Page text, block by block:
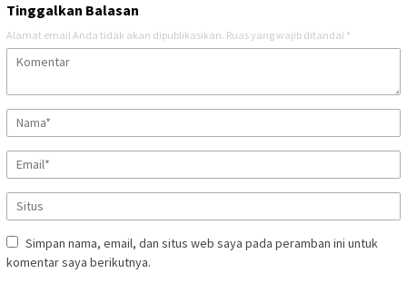
Tinggalkan Balasan
Alamat email Anda tidak akan dipublikasikan. Ruas yang wajib ditandai *
Simpan nama, email, dan situs web saya pada peramban ini untuk
komentar saya berikutnya.